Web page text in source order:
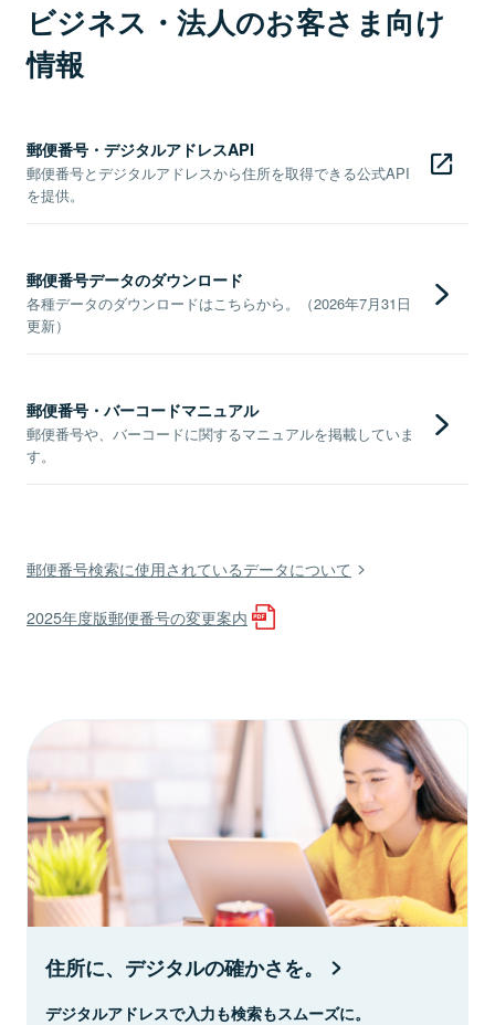
ビジネス・法人のお客さま向け
情報
郵便番号・デジタルアドレスAPI
郵便番号とデジタルアドレスから住所を取得できる公式API
を提供。
郵便番号データのダウンロード
各種データのダウンロードはこちらから。（2026年7月31日
更新）
郵便番号・バーコードマニュアル
郵便番号や、バーコードに関するマニュアルを掲載していま
す。
郵便番号検索に使用されているデータについて
2025年度版郵便番号の変更案内
住所に、デジタルの確かさを。
デジタルアドレスで入力も検索もスムーズに。